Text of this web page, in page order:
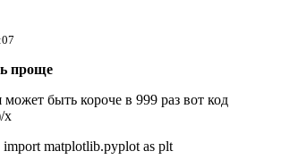
проще
может быть короче в 999 раз вот код
x
matplotlib.pyplot as plt